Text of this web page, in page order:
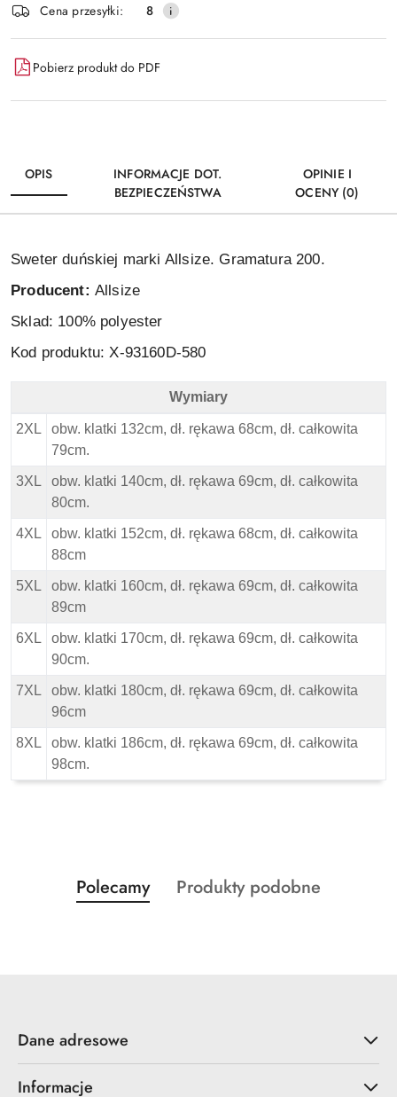
Wyślij
i
dostawa
Cena przesyłki: 8
Pobierz produkt do PDF
OPIS
INFORMACJE DOT.
BEZPIECZEŃSTWA
OPINIE I
OCENY (0)
Sweter duńskiej marki Allsize. Gramatura 200.
Producent: Allsize
Sklad: 100% polyester
Kod produktu: X-93160D-580
North 56 4 Duży Sweter - Wymiary
Wymiary
2XL
obw. klatki 132cm, dł. rękawa 68cm, dł. całkowita
79cm.
3XL
obw. klatki 140cm, dł. rękawa 69cm, dł. całkowita
80cm.
4XL
obw. klatki 152cm, dł. rękawa 68cm, dł. całkowita
88cm
5XL
obw. klatki 160cm, dł. rękawa 69cm, dł. całkowita
89cm
6XL
obw. klatki 170cm, dł. rękawa 69cm, dł. całkowita
90cm.
7XL
obw. klatki 180cm, dł. rękawa 69cm, dł. całkowita
96cm
8XL
obw. klatki 186cm, dł. rękawa 69cm, dł. całkowita
98cm.
Pomiń karuzelę produktów
Produkty
o
Polecamy
Produkty
Produkty podobne
Dane adresowe
Informacje